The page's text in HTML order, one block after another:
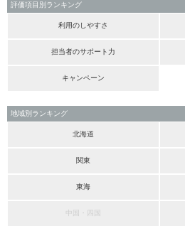
評価項目別ランキング
利用のしやすさ
担当者のサポート力
キャンペーン
地域別ランキング
北海道
関東
東海
中国・四国